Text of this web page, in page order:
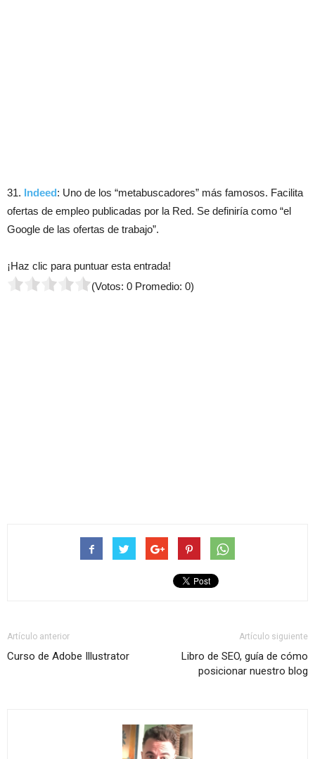
31. Indeed: Uno de los “metabuscadores” más famosos. Facilita
ofertas de empleo publicadas por la Red. Se definiría como “el
Google de las ofertas de trabajo”.
¡Haz clic para puntuar esta entrada!
(Votos: 0 Promedio: 0)
Artículo anterior
Curso de Adobe Illustrator
Artículo siguiente
Libro de SEO, guía de cómo
posicionar nuestro blog